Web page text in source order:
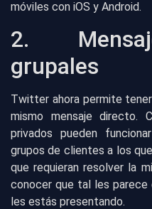
móviles con iOS y Android.
2.
grupales
Twitter ahora permite
mismo mensaje directo.
privados pueden
grupos de clientes a los
que requieran resolver la
conocer que tal les
les estás presentando.